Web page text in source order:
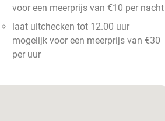
voor een meerprijs van €10 per nacht
laat uitchecken tot 12.00 uur
mogelijk voor een meerprijs van €30
per uur